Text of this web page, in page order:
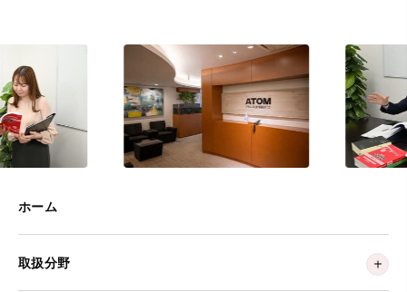
ホーム
取扱分野